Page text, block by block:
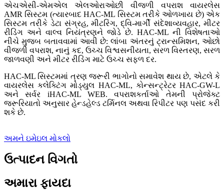
એચએસી-એમએલ એલઓરાઓછી વીજળી વપરાશ વાયરલેસ
AMR સિસ્ટમ (ત્યારબાદ HAC-ML સિસ્ટમ તરીકે ઓળખાય છે) એક
સિસ્ટમ તરીકે ડેટા સંગ્રહ, મીટરિંગ, દ્વિ-માર્ગી સંદેશાવ્યવહાર, મીટર
રીડિંગ અને વાલ્વ નિયંત્રણને જોડે છે. HAC-ML ની ​​વિશેષતાઓ
નીચે મુજબ બતાવવામાં આવી છે: લાંબા અંતરનું ટ્રાન્સમિશન, ઓછો
વીજળી વપરાશ, નાનું કદ, ઉચ્ચ વિશ્વસનીયતા, સરળ વિસ્તરણ, સરળ
જાળવણી અને મીટર રીડિંગ માટે ઉચ્ચ સફળ દર.
HAC-ML સિસ્ટમમાં ત્રણ જરૂરી ભાગોનો સમાવેશ થાય છે, એટલે કે
વાયરલેસ કલેક્ટિંગ મોડ્યુલ HAC-ML, કોન્સન્ટ્રેટર HAC-GW-L
અને સર્વર iHAC-ML WEB. વપરાશકર્તાઓ તેમની પ્રોજેક્ટ
જરૂરિયાતો અનુસાર હેન્ડહેલ્ડ ટર્મિનલ અથવા રિપીટર પણ પસંદ કરી
શકે છે.
અમને ઇમેઇલ મોકલો
ઉત્પાદન વિગતો
અમારા ફાયદા